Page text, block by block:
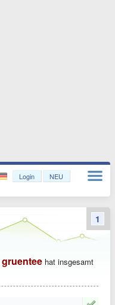
Login NEU
gruentee hat insgesamt
1